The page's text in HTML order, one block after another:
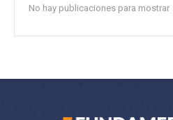
No hay publicaciones para mostrar